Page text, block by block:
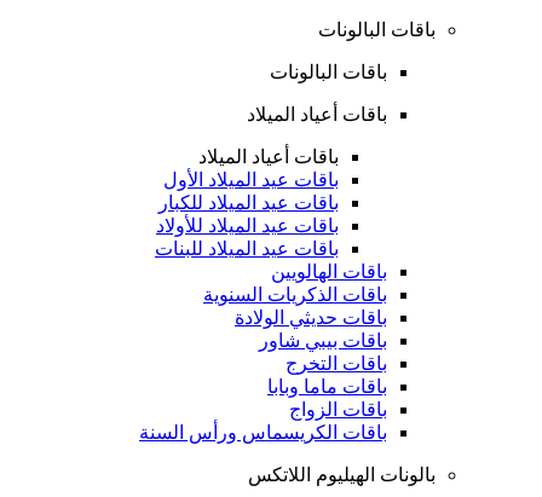
باقات البالونات
باقات البالونات
باقات أعياد الميلاد
باقات أعياد الميلاد
باقات عيد الميلاد الأول
باقات عيد الميلاد للكبار
باقات عيد الميلاد للأولاد
باقات عيد الميلاد للبنات
باقات الهالويين
باقات الذكريات السنوية
باقات حديثي الولادة
باقات بيبي شاور
باقات التخرج
باقات ماما وبابا
باقات الزواج
باقات الكريسماس ورأس السنة
بالونات الهيليوم اللاتكس